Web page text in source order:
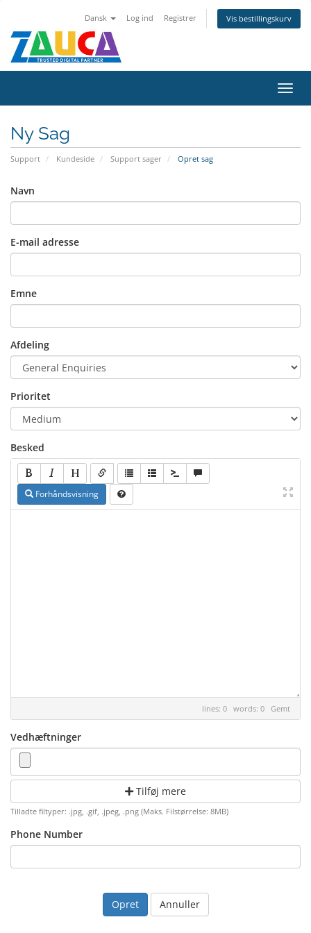
Dansk Log ind Registrer Vis bestillingskurv
Skift
Ny Sag
Support Kundeside Support sager Opret sag
Navn
E-mail adresse
Emne
Afdeling
Prioritet
Besked
Forhåndsvisning
lines: 0 words: 0 Gemt
Vedhæftninger
Tilføj mere
Tilladte filtyper: .jpg, .gif, .jpeg, .png (Maks. Filstørrelse: 8MB)
Phone Number
Annuller